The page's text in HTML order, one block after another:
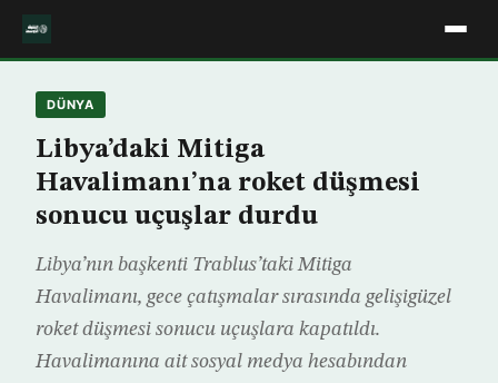
DÜNYA
Libya’daki Mitiga
Havalimanı’na roket düşmesi
sonucu uçuşlar durdu
Libya’nın başkenti Trablus’taki Mitiga
Havalimanı, gece çatışmalar sırasında gelişigüzel
roket düşmesi sonucu uçuşlara kapatıldı.
Havalimanına ait sosyal medya hesabından